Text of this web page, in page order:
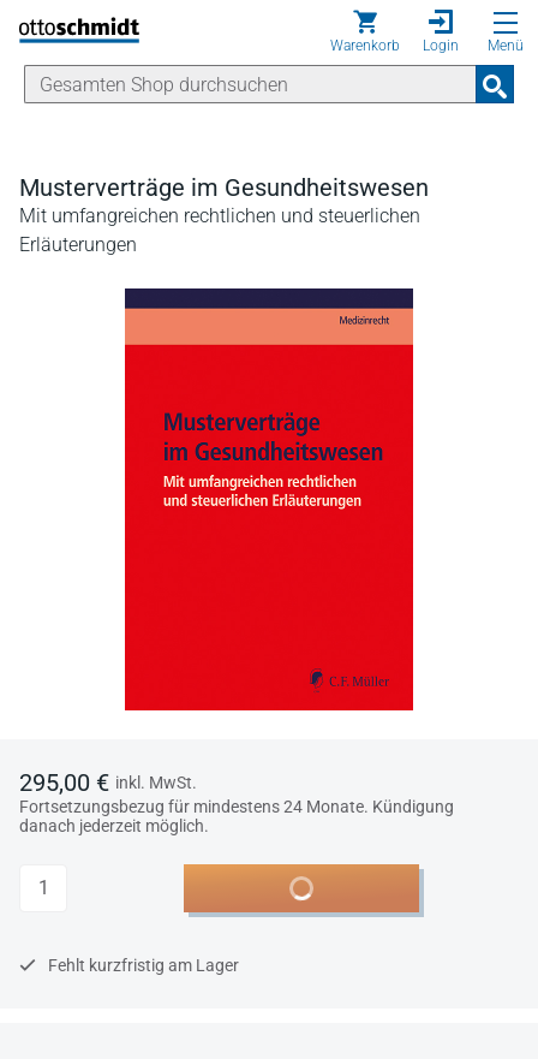
Direkt zum Inhalt
Warenkorb Login Menü
Musterverträge im Gesundheitswesen
Mit umfangreichen rechtlichen und steuerlichen
Erläuterungen
295,00 € inkl. MwSt.
Fortsetzungsbezug für mindestens 24 Monate. Kündigung
danach jederzeit möglich.
Anzahl In den Warenkorb
Fehlt kurzfristig am Lager